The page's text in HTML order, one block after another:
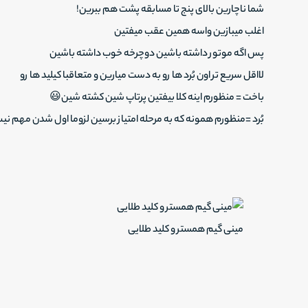
شما ناچارین بالای پنج تا مسابقه پشت هم ببرین!
اغلب میبازین واسه همین عقب میفتین
پس اگه موتور داشته باشین دوچرخه خوب داشته باشین
لااقل سریع تر اون بُرد ها رو به دست میارین و متعاقبا کیلید ها رو
باخت = منظورم اینه کلا بیفتین پرتاپ شین کشته شین😃
بُرد =منظورم همونه که به مرحله امتیاز برسین لزوما اول شدن مهم
مینی گیم همستر و کلید طلایی